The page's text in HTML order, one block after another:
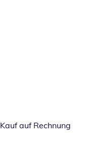
Kauf auf Rechnung